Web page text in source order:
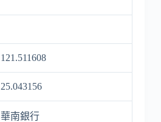
121.511608
25.043156
華南銀行